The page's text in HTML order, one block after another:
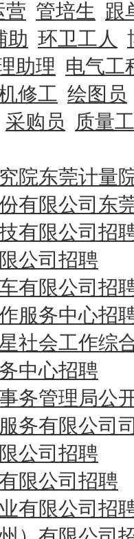
营 管培生 跟
助 环卫工人
助理 电气工
修工 绘图员
采购员
质量
院东莞计量
有限公司东
有限公司招
公司招聘
有限公司招
服务中心招
社会工作综
中心招聘
务管理局公
务有限公司
公司招聘
限公司招聘
有限公司招